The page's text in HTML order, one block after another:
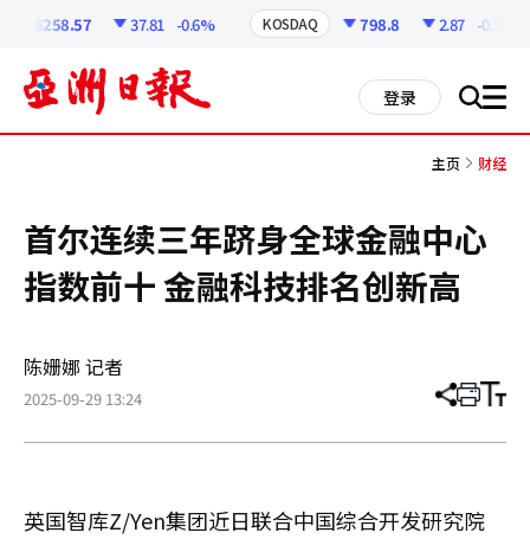
6258.57 37.81 -0.6% KOSDAQ 798.8 2.87 -0.36%
登录 搜 all
主页 财经
首尔连续三年跻身全球金融中心
指数前十 金融科技排名创新高
陈姗娜 记者
2025-09-29 13:24 分
章
打 调
小
英国智库Z/Yen集团近日联合中国综合开发研究院